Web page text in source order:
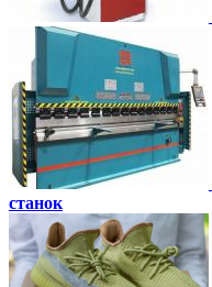
станок